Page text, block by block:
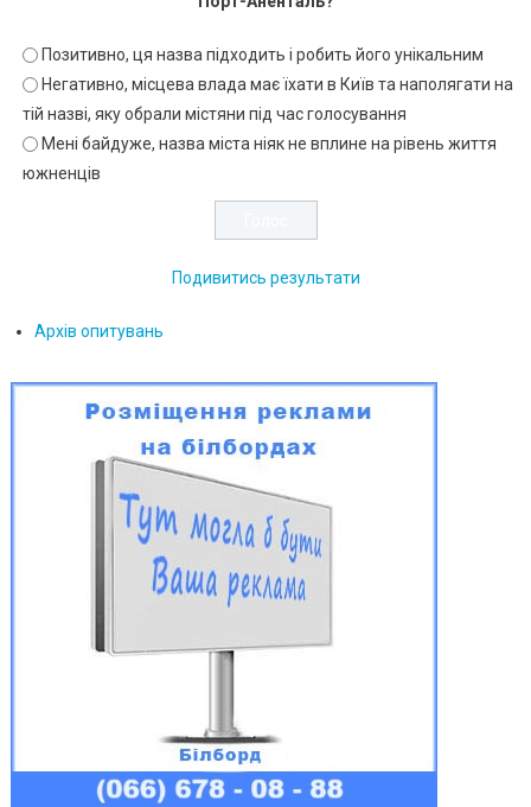
Позитивно, ця назва підходить і робить його унікальним
Негативно, місцева влада має їхати в Київ та наполягати на
тій назві, яку обрали містяни під час голосування
Мені байдуже, назва міста ніяк не вплине на рівень життя
южненців
Подивитись результати
Архів опитувань